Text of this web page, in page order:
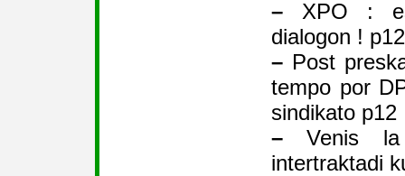
– XPO :
dialogon ! p12
– Post
tempo por
sindikato p12
– Venis la
intertraktadi